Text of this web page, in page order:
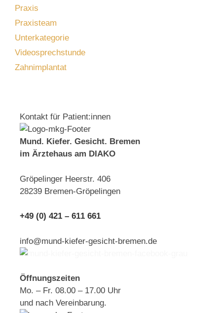
Praxis
Praxisteam
Unterkategorie
Videosprechstunde
Zahnimplantat
Kontakt für Patient:innen
Mund. Kiefer. Gesicht. Bremen
im Ärztehaus am DIAKO
Gröpelinger Heerstr. 406
28239 Bremen-Gröpelingen
+49 (0) 421 – 611 661
info@mund-kiefer-gesicht-bremen.de
Öffnungszeiten
Mo. – Fr. 08.00 – 17.00 Uhr
und nach Vereinbarung.